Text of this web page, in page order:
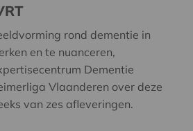
rond dementie in
en te nuanceren,
Dementie
Vlaanderen over deze
van zes afleveringen.